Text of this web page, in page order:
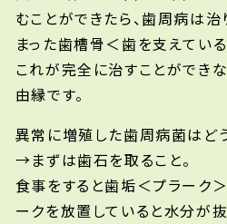
むことができたら、歯周病は治
まった歯槽骨＜歯を支えてい
これが完全に治すことができ
由縁です。
異常に増殖した歯周病菌はど
→まずは歯石を取ること。
食事をすると歯垢＜プラーク
ークを放置していると水分が